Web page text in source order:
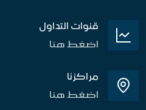
قنوات التداول
اضغط هنا
مراكزنا
اضغط هنا